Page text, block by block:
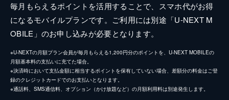
毎月もらえるポイントを活用することで、スマホ代がお得
になるモバイルプランです。ご利用には別途「U-NEXT M
OBILE」のお申し込みが必要となります。
※U-NEXTの月額プラン会員が毎月もらえる1,200円分のポイントを、U-NEXT MOBILEの
月額基本料の支払いに充てた場合。
※決済時において支払金額に相当するポイントを保有していない場合、差額分の料金はご登
録のクレジットカードでのお支払いとなります。
※通話料、SMS通信料、オプション（かけ放題など）の月額利用料は別途発生します。